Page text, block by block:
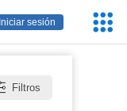
Iniciar sesión
Filtros